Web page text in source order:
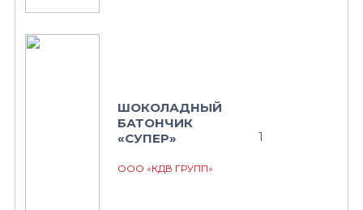
ШОКОЛАДНЫЙ
БАТОНЧИК
«СУПЕР»
ООО «КДВ ГРУПП»
1